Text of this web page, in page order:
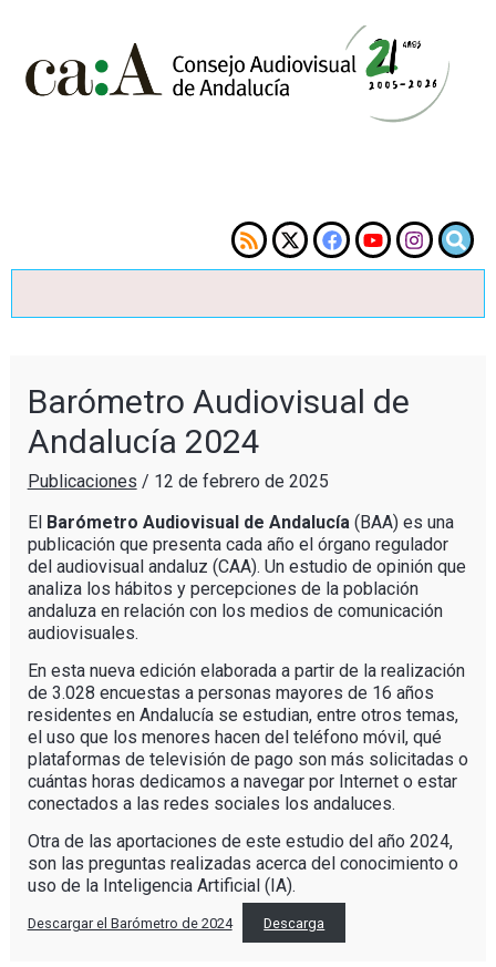
Barómetro Audiovisual de
Andalucía 2024
Publicaciones / 12 de febrero de 2025
El Barómetro Audiovisual de Andalucía (BAA) es una
publicación que presenta cada año el órgano regulador
del audiovisual andaluz (CAA). Un estudio de opinión que
analiza los hábitos y percepciones de la población
andaluza en relación con los medios de comunicación
audiovisuales.
En esta nueva edición elaborada a partir de la realización
de 3.028 encuestas a personas mayores de 16 años
residentes en Andalucía se estudian, entre otros temas,
el uso que los menores hacen del teléfono móvil, qué
plataformas de televisión de pago son más solicitadas o
cuántas horas dedicamos a navegar por Internet o estar
conectados a las redes sociales los andaluces.
Otra de las aportaciones de este estudio del año 2024,
son las preguntas realizadas acerca del conocimiento o
uso de la Inteligencia Artificial (IA).
Descargar el Barómetro de 2024 Descarga